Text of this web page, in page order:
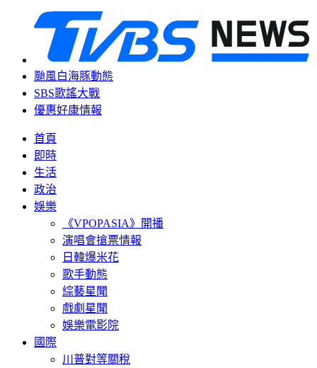
颱風白海豚動態
SBS歌謠大戰
優惠好康情報
首頁
即時
生活
政治
娛樂
《VPOPASIA》開播
演唱會搶票情報
日韓爆米花
歌手動態
綜藝星聞
戲劇星聞
娛樂電影院
國際
川普對等關稅